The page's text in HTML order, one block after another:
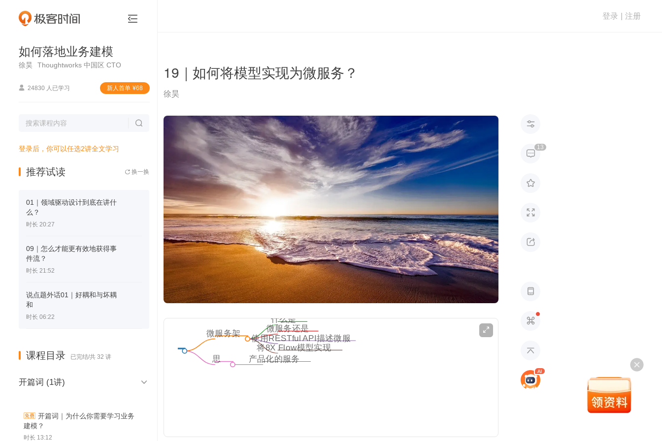

如何落地业务建模
徐昊 Thoughtworks 中国区 CTO
 24830 人已学习 新⼈⾸单 ¥68

登录后，你可以任选2讲全文学习
推荐试读  换一换
01｜领域驱动设计到底在讲什
么？
时长 20:27
09｜怎么才能更有效地获得事
件流？
时长 21:52
说点题外话01｜好耦和与坏耦
和
时长 06:22
课程目录 已完结/共 32 讲
开篇词 (1讲) 
开篇词｜为什么你需要学习业务
建模？
时长 13:12
 如何落地业务建模 登录 注册
19｜如何将模型实现为微服务？
徐昊
产品化的服务
将8X Flow模型实现
为微服务
使用RESTful API描述微服
务API
微服务还是
伪微服务
什么是
微服务
思
微服务架
构风格



13





